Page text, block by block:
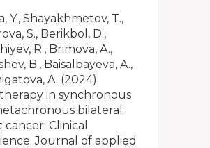
Y., Shayakhmetov, T.,
S., Berikbol, D.,
R., Brimova, A.,
B., Baisalbayeva, A.,
A. (2024).
in synchronous
bilateral
cancer: Clinical
Journal of applied